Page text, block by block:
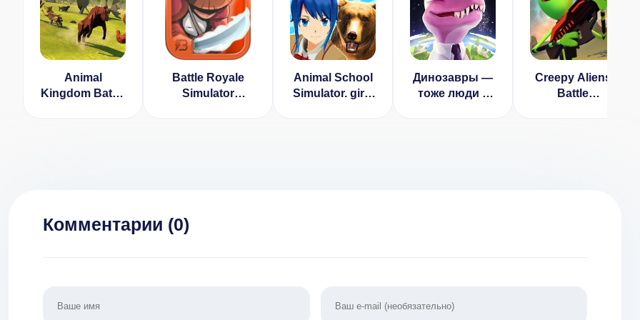
Animal
Kingdom Battle
Battle Royale
Simulator
Animal School
Simulator. girls
Динозавры —
тоже люди v
Creepy Aliens
Battle
Комментарии (0)